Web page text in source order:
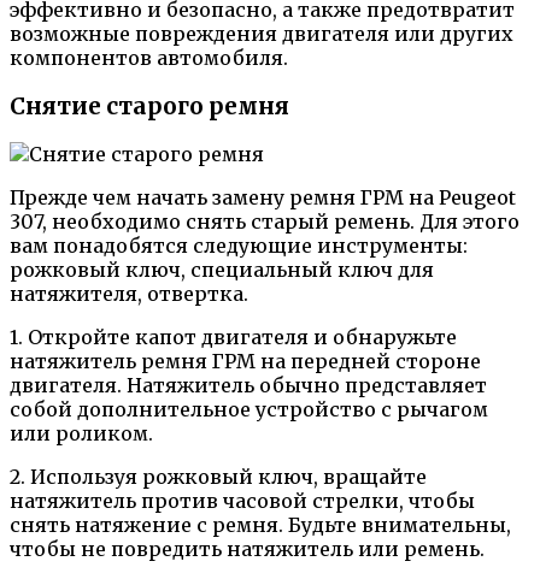
эффективно и безопасно, а также предотвратит
возможные повреждения двигателя или других
компонентов автомобиля.
Снятие старого ремня
Прежде чем начать замену ремня ГРМ на Peugeot
307, необходимо снять старый ремень. Для этого
вам понадобятся следующие инструменты:
рожковый ключ, специальный ключ для
натяжителя, отвертка.
1. Откройте капот двигателя и обнаружьте
натяжитель ремня ГРМ на передней стороне
двигателя. Натяжитель обычно представляет
собой дополнительное устройство с рычагом
или роликом.
2. Используя рожковый ключ, вращайте
натяжитель против часовой стрелки, чтобы
снять натяжение с ремня. Будьте внимательны,
чтобы не повредить натяжитель или ремень.